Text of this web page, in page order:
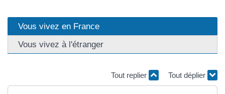
Vous vivez en France
Vous vivez à l'étranger
Tout replier Tout déplier